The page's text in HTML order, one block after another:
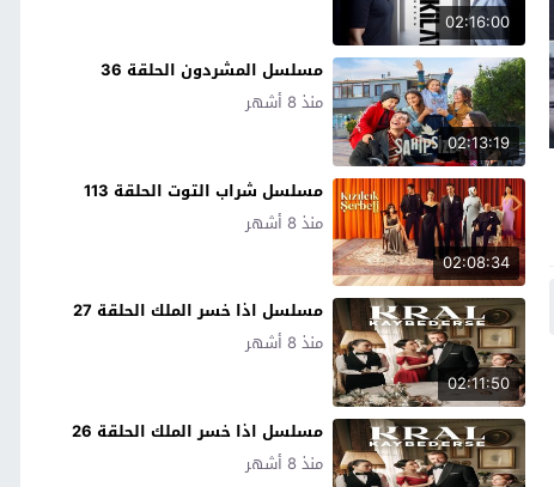
02:16:00
02:13:19
مسلسل المشردون الحلقة 36
منذ 8 أشهر
02:08:34
مسلسل شراب التوت الحلقة 113
منذ 8 أشهر
02:11:50
مسلسل اذا خسر الملك الحلقة 27
منذ 8 أشهر
مسلسل اذا خسر الملك الحلقة 26
منذ 8 أشهر